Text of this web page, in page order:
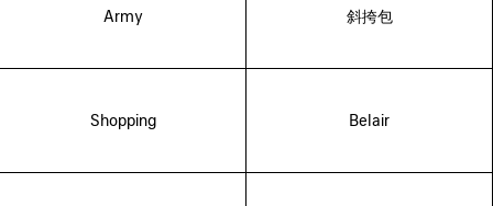
Army 斜挎包
Shopping Belair